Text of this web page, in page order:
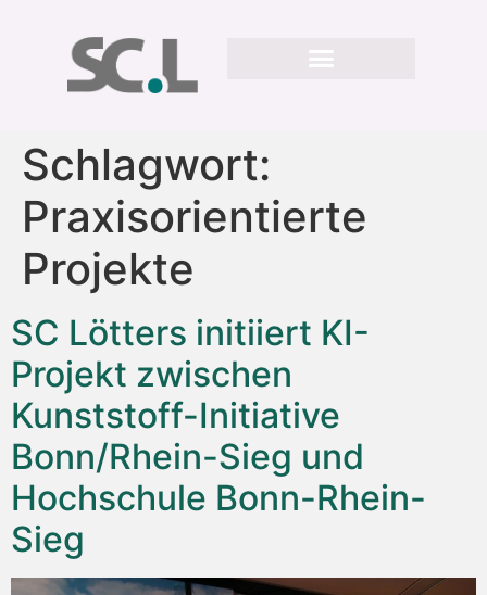
Schlagwort:
Praxisorientierte
Projekte
SC Lötters initiiert KI-
Projekt zwischen
Kunststoff-Initiative
Bonn/Rhein-Sieg und
Hochschule Bonn-Rhein-
Sieg